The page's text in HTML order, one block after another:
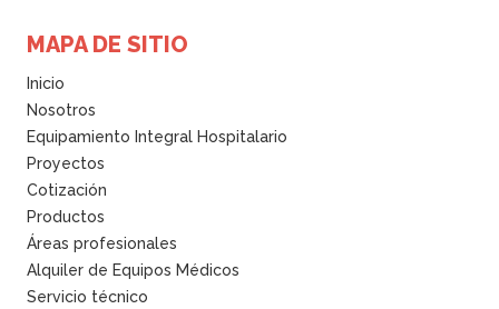
MAPA DE SITIO
Inicio
Nosotros
Equipamiento Integral Hospitalario
Proyectos
Cotización
Productos
Áreas profesionales
Alquiler de Equipos Médicos
Servicio técnico